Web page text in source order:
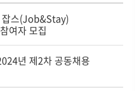
잡스(Job&Stay)
여자 모집
년 제2차 공동채용